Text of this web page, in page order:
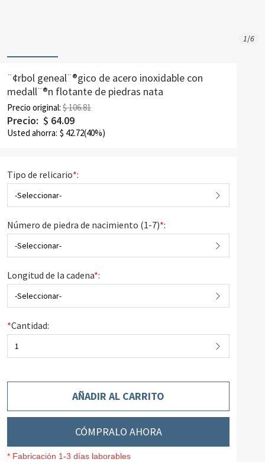
1/6
¨¢rbol geneal¨®gico de acero inoxidable con
medall¨®n flotante de piedras nata
Precio original: $ 106.81
Precio: $ 64.09
Usted ahorra: $ 42.72(40%)
Tipo de relicario*:
-Seleccionar-
Número de piedra de nacimiento (1-7)*:
-Seleccionar-
Longitud de la cadena*:
-Seleccionar-
*Cantidad:
1
AÑADIR AL CARRITO
CÓMPRALO AHORA
* Fabricación 1-3 días laborables